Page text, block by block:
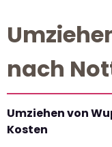
nach
Umziehen von
Kosten